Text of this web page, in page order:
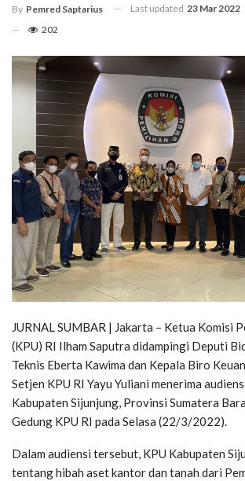
By Pemred Saptarius Last updated 23 Mar 2022
202
JURNAL SUMBAR | Jakarta – Ketua Komisi
(KPU) RI Ilham Saputra didampingi Deputi
Teknis Eberta Kawima dan Kepala Biro
Setjen KPU RI Yayu Yuliani menerima
Kabupaten Sijunjung, Provinsi Sumatera
Gedung KPU RI pada Selasa (22/3/2022).
Dalam audiensi tersebut, KPU Kabupaten
tentang hibah aset kantor dan tanah dari